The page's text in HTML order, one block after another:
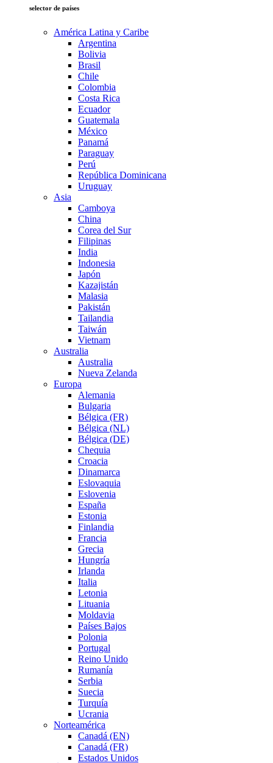
selector de países
América Latina y Caribe
Argentina
Bolivia
Brasil
Chile
Colombia
Costa Rica
Ecuador
Guatemala
México
Panamá
Paraguay
Perú
República Dominicana
Uruguay
Asia
Camboya
China
Corea del Sur
Filipinas
India
Indonesia
Japón
Kazajistán
Malasia
Pakistán
Tailandia
Taiwán
Vietnam
Australia
Australia
Nueva Zelanda
Europa
Alemania
Bulgaria
Bélgica (FR)
Bélgica (NL)
Bélgica (DE)
Chequia
Croacia
Dinamarca
Eslovaquia
Eslovenia
España
Estonia
Finlandia
Francia
Grecia
Hungría
Irlanda
Italia
Letonia
Lituania
Moldavia
Países Bajos
Polonia
Portugal
Reino Unido
Rumanía
Serbia
Suecia
Turquía
Ucrania
Norteamérica
Canadá (EN)
Canadá (FR)
Estados Unidos